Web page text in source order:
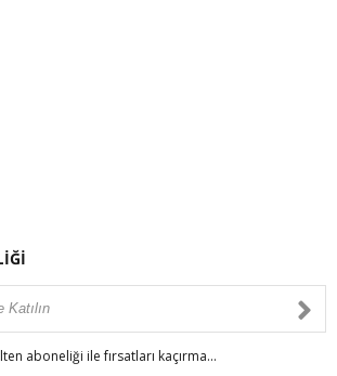
aboneliği ile fırsatları kaçırma...